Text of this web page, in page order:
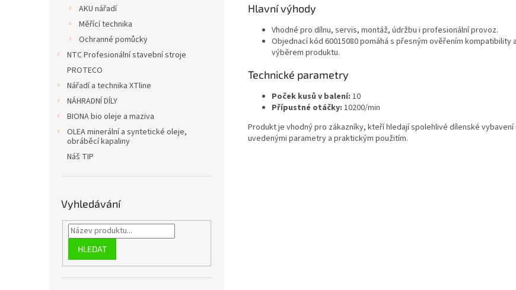
AKU nářadí
Měřící technika
Ochranné pomůcky
NTC Profesionální stavební stroje
PROTECO
Nářadí a technika XTline
NÁHRADNÍ DÍLY
BIONA bio oleje a maziva
OLEA minerální a syntetické oleje,
obráběcí kapaliny
Náš TIP
Vyhledávání
HLEDAT
Hlavní výhody
Vhodné pro dílnu, servis, montáž, údržbu i profesionální provoz.
Objednací kód 60015080 pomáhá s přesným ověřením kompatibility
výběrem produktu.
Technické parametry
Poček kusů v balení: 10
Přípustné otáčky: 10200/min
Produkt je vhodný pro zákazníky, kteří hledají spolehlivé dílenské vybavení
uvedenými parametry a praktickým použitím.